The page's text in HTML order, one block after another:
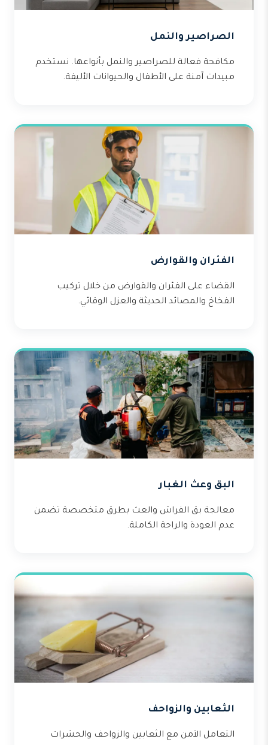
الصراصير والنمل
مكافحة فعالة للصراصير والنمل بأنواعها. نستخدم
مبيدات آمنة على الأطفال والحيوانات الأليفة.
الفئران والقوارض
القضاء على الفئران والقوارض من خلال تركيب
الفخاخ والمصائد الحديثة والعزل الوقائي.
البق وعث الغبار
معالجة بق الفراش والعث بطرق متخصصة تضمن
عدم العودة والراحة الكاملة.
الثعابين والزواحف
التعامل الآمن مع الثعابين والزواحف والحشرات